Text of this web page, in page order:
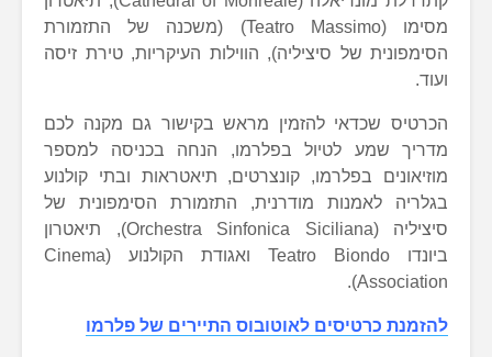
מסימו (Teatro Massimo) (משכנה של התזמורת
הסימפונית של סיציליה), הווילות העיקריות, טירת זיסה
ועוד.
הכרטיס שכדאי להזמין מראש בקישור גם מקנה לכם
מדריך שמע לטיול בפלרמו, הנחה בכניסה למספר
מוזיאונים בפלרמו, קונצרטים, תיאטראות ובתי קולנוע
בגלריה לאמנות מודרנית, התזמורת הסימפונית של
סיציליה (Orchestra Sinfonica Siciliana), תיאטרון
ביונדו Teatro Biondo ואגודת הקולנוע (Cinema
Association).
להזמנת כרטיסים לאוטובוס התיירים של פלרמו